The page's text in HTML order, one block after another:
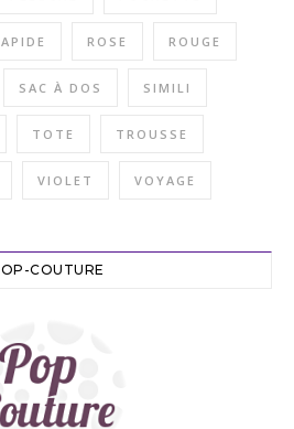
ROSE ROUGE
SAC À DOS SIMILI
TOTE TROUSSE
VIOLET VOYAGE
COUTURE